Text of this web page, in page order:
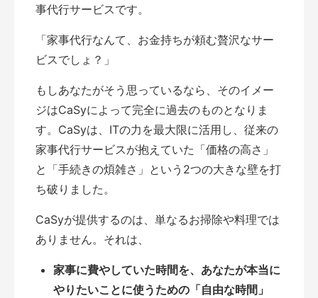
事代行サービスです。
「家事代行なんて、お金持ちが頼む贅沢なサー
ビスでしょ？」
もしあなたがそう思っているなら、そのイメー
ジはCaSyによって完全に過去のものとなりま
す。CaSyは、ITの力を最大限に活用し、従来の
家事代行サービスが抱えていた「価格の高さ」
と「手続きの煩雑さ」という2つの大きな壁を打
ち破りました。
CaSyが提供するのは、単なるお掃除や料理では
ありません。それは、
家事に費やしていた時間を、あなたが本当に
やりたいことに使うための「自由な時間」